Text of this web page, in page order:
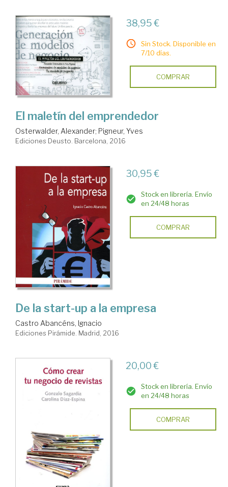
Valoración
38,95 €
Sin Stock. Disponible en
7/10 días.
COMPRAR
El maletín del emprendedor
Osterwalder, Alexander; Pigneur, Yves
Ediciones Deusto. Barcelona, 2016
30,95 €
Stock en librería. Envío
en 24/48 horas
COMPRAR
De la start-up a la empresa
Castro Abancéns, Ignacio
Ediciones Pirámide. Madrid, 2016
20,00 €
Stock en librería. Envío
en 24/48 horas
COMPRAR